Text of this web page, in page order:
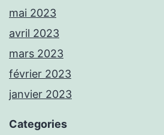
mai 2023
avril 2023
mars 2023
février 2023
janvier 2023
Categories